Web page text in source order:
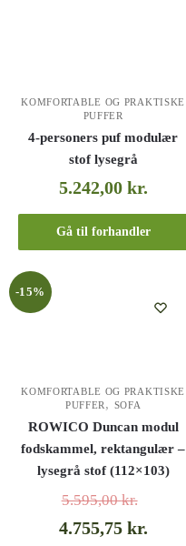
KOMFORTABLE OG PRAKTISKE
PUFFER
4-personers puf modulær
stof lysegrå
5.242,00 kr.
Gå til forhandler
-15%
KOMFORTABLE OG PRAKTISKE
PUFFER , SOFA
ROWICO Duncan modul
fodskammel, rektangulær –
lysegrå stof (112×103)
5.595,00kr.
4.755,75 kr.